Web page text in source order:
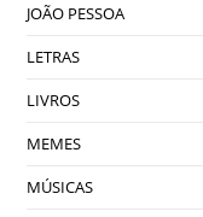
JOÃO PESSOA
LETRAS
LIVROS
MEMES
MÚSICAS